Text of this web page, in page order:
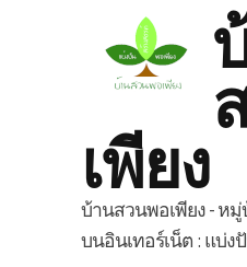
เพียง
บ้านสวนพอเพียง - หมู่
บนอินเทอร์เน็ต : แบ่ง